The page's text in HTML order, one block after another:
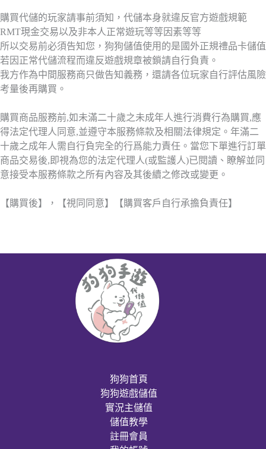
購買代儲的玩家請事前須知，代儲本身就違反官方遊戲規範
RMT現金交易以及非本人正常遊玩等等因素等等
所以交易前必須告知您，狗狗儲值使用的是國外正規禮品卡儲值
若因正常代儲流程而違反遊戲規章被鎖請自行負責。
我方作為中間服務商只做告知義務，還請各位玩家自行評估風險
考量後再購買。
購買商品服務前,如未滿二十歲之未成年人進行消費行為購買,應
得法定代理人同意,並遵守本服務條款及相關法律規定。年滿二
十歲之成年人需自行負完全的行爲能力責任。當您下單進行訂單
商品交易後,即視為您的法定代理人(或監護人)已閱讀、瞭解並同
意接受本服務條款之所有內容及其後續之修改或變更。
【購買後】，【視同同意】【購買客戶自行承擔負責任】
狗狗首頁
狗狗遊戲儲值
實況主儲值
儲值教學
註冊會員